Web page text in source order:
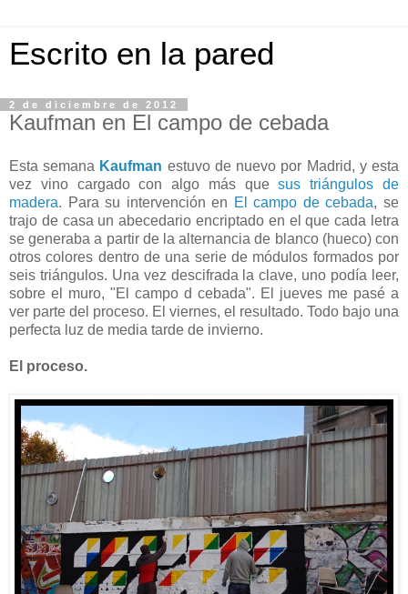
Escrito en la pared
2 de diciembre de 2012
Kaufman en El campo de cebada
Esta semana Kaufman estuvo de nuevo por Madrid, y esta
vez vino cargado con algo más quesus triángulos de
madera. Para su intervención en El campo de cebada, se
trajo de casa un abecedario encriptado en el que cada letra
se generaba a partir de la alternancia de blanco (hueco) con
otros colores dentro de una serie de módulos formados por
seis triángulos. Una vez descifrada la clave, uno podía leer,
sobre el muro, "El campo d cebada". El jueves me pasé a
ver parte del proceso. El viernes, el resultado. Todo bajo una
perfecta luz de media tarde de invierno.
El proceso.